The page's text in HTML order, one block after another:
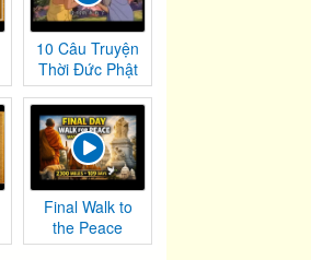
10 Câu Truyện
Thời Đức Phật
Tại Thế
Final Walk to
the Peace
Monument |